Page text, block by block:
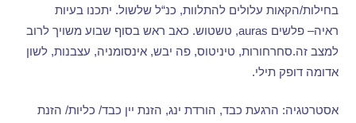
בחילות/הקאות עלולים להתלוות, כנ“ל שלשול. יתכנו בעיות
ראיה–פלשים auras, טשטוש. כאב ראש בסוף שבוע משויך לרוב
למצב זה.סחרחורות, טיניטוס,פה יבש,אינסומניה, עצבנות,לשון
אדומה דופק תילי.
אסטרטגיה: הרגעת כבד, הורדת ינג, הזנת יין כבד/ כליות/ הזנת